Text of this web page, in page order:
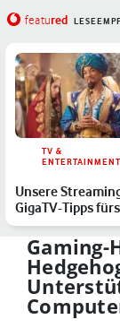
featured
TV &
ENTERTAINMENT
Unsere
GigaTV-Tipps fürs
Wochenende
Gaming-